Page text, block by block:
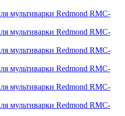
мультиварки Redmond RMC-
мультиварки Redmond RMC-
мультиварки Redmond RMC-
мультиварки Redmond RMC-
мультиварки Redmond RMC-
мультиварки Redmond RMC-